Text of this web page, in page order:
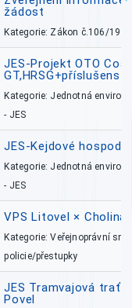
žádost
Kategorie: Zákon č.106/1999
JES-Projekt OTO
Kategorie: Jednotná
- JES
JES-Kejdové
Kategorie: Jednotná
- JES
VPS Litovel ×
Kategorie: Veřejnoprávní
policie/přestupky
JES Tramvajová trať
Povel